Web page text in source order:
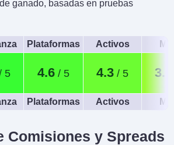
ganado, basadas en pruebas
Plataformas Activos
4.6 4.3 3.7
Plataformas Activos
Comisiones y Spreads